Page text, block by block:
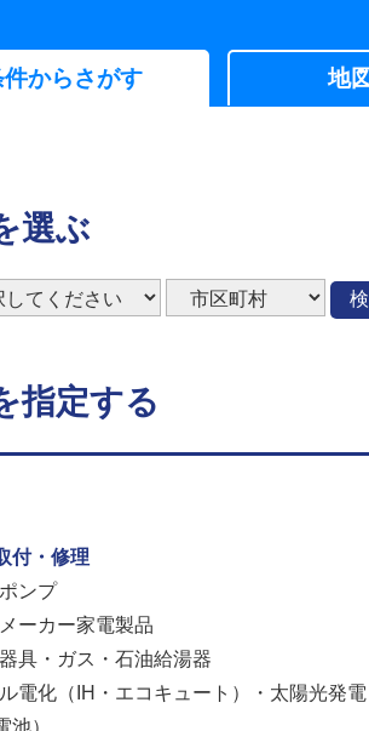
からさがす 地
選ぶ
指定する
付・修理
ンプ
ーカー家電製品
具・ガス・石油給湯器
電化（IH・エコキュート）・太陽光発電